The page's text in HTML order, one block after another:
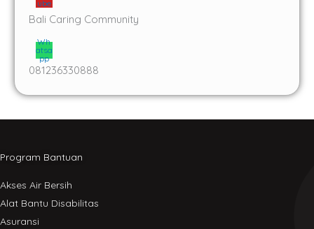
ube
Bali Caring Community
Wh
atsa
pp
081236330888
Program Bantuan
Akses Air Bersih
Alat Bantu Disabilitas
Asuransi